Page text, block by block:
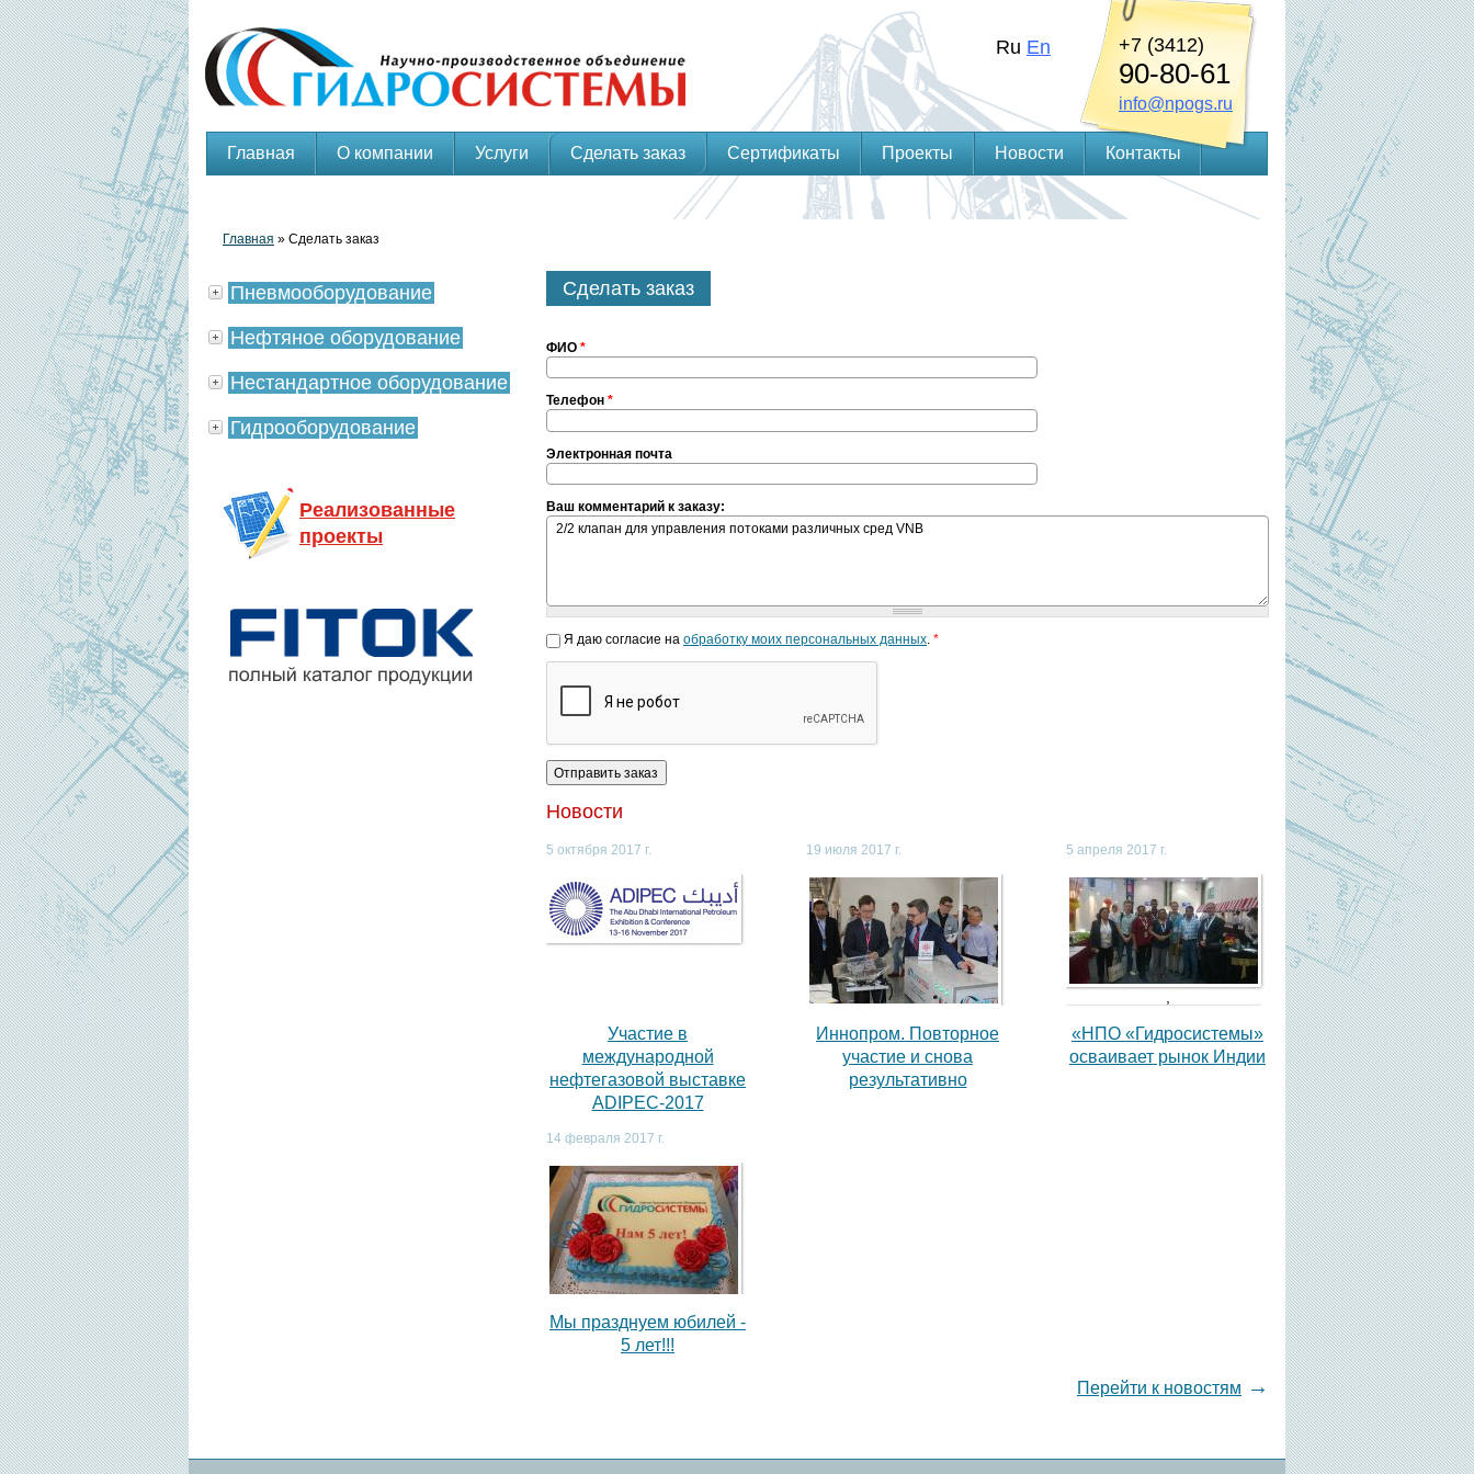
Главная О компании Услуги Сделать заказ Сертификаты Проекты Новости Контакты
Ru En +7 (3412)
90-80-61
info@npogs.ru
Главная » Сделать заказ
Сделать заказ
ФИО *
Телефон *
Электронная почта
Ваш комментарий к заказу:
Я даю согласие на обработку моих персональных данных. *
Новости
5 октября 2017 г.
Участие в
международной
нефтегазовой выставке
ADIPEC-2017
19 июля 2017 г.
Иннопром. Повторное
участие и снова
результативно
5 апреля 2017 г.
«НПО «Гидросистемы»
осваивает рынок Индии
14 февраля 2017 г.
Мы празднуем юбилей -
5 лет!!!
Перейти к новостям →
Пневмооборудование
Нефтяное оборудование
Нестандартное оборудование
Гидрооборудование
Реализованные
проекты